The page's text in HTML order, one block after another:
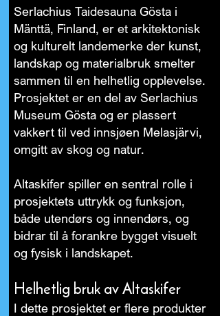
Serlachius Taidesauna Gösta i
Mänttä, Finland, er et arkitektonisk
og kulturelt landemerke der kunst,
landskap og materialbruk smelter
sammen til en helhetlig opplevelse.
Prosjektet er en del av Serlachius
Museum Gösta og er plassert
vakkert til ved innsjøen Melasjärvi,
omgitt av skog og natur.
Altaskifer spiller en sentral rolle i
prosjektets uttrykk og funksjon,
både utendørs og innendørs, og
bidrar til å forankre bygget visuelt
og fysisk i landskapet.
Helhetlig bruk av Altaskifer
I dette prosjektet er flere produkter